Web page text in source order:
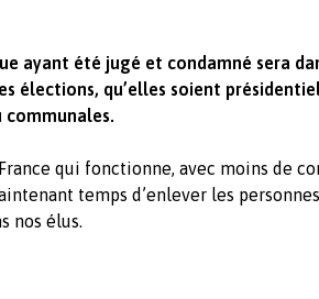
ayant été jugé et condamné sera
élections, qu’elles soient
qui fonctionne, avec moins de
temps d’enlever les
nos élus.